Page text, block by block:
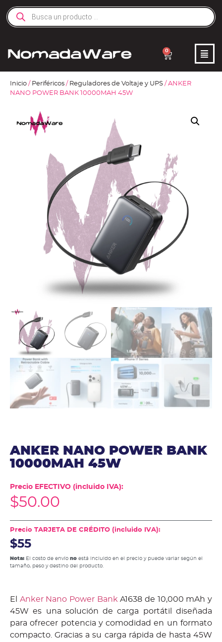
0
Inicio / Periféricos / Reguladores de Voltaje y UPS / ANKER
NANO POWER BANK 10000MAH 45W
ANKER NANO POWER BANK
10000MAH 45W
Precio EFECTIVO (incluido IVA):
$50.00
Precio TARJETA DE CRÉDITO (incluido IVA):
$55
Nota: El costo de envío no está incluido en el precio y puede variar según el
tamaño, peso y destino del producto.
El Anker Nano Power Bank A1638 de 10,000 mAh y
45W es una solución de carga portátil diseñada
para ofrecer potencia y comodidad en un formato
compacto. Gracias a su carga rápida de hasta 45W